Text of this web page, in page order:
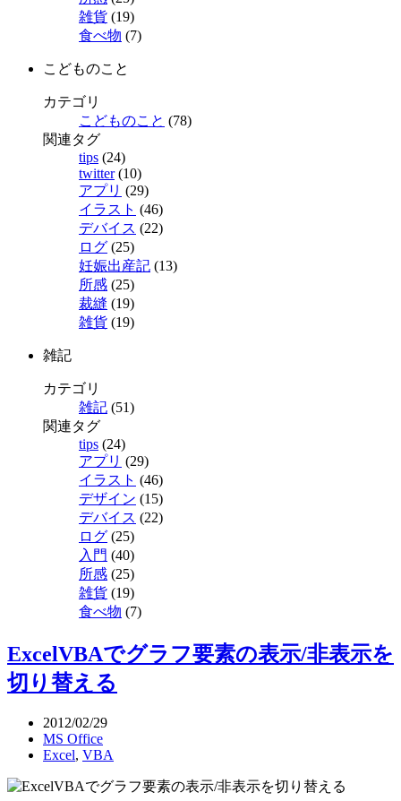
雑貨 (19)
食べ物 (7)
こどものこと
カテゴリ
こどものこと (78)
関連タグ
tips (24)
twitter(10)
アプリ (29)
イラスト (46)
デバイス (22)
ログ (25)
妊娠出産記 (13)
所感 (25)
裁縫 (19)
雑貨 (19)
雑記
カテゴリ
雑記 (51)
関連タグ
tips (24)
アプリ (29)
イラスト (46)
デザイン (15)
デバイス (22)
ログ (25)
入門 (40)
所感 (25)
雑貨 (19)
食べ物 (7)
ExcelVBAでグラフ要素の表示/非表示を
切り替える
2012/02/29
MS Office
Excel, VBA